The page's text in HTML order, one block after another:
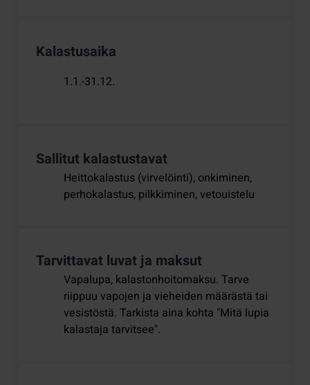
Kalastusaika
1.1.-31.12.
Sallitut kalastustavat
Heittokalastus (virvelöinti), onkiminen,
perhokalastus, pilkkiminen, vetouistelu
Tarvittavat luvat ja maksut
Vapalupa, kalastonhoitomaksu. Tarve
riippuu vapojen ja vieheiden määrästä tai
vesistöstä. Tarkista aina kohta "Mitä lupia
kalastaja tarvitsee".